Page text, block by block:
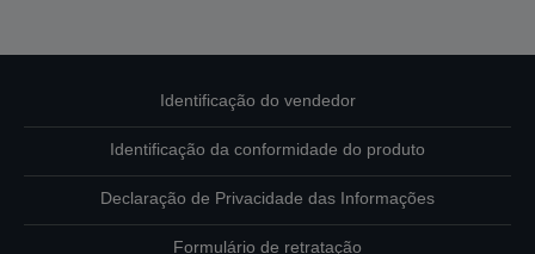
Identificação do vendedor
Identificação da conformidade do produto
Declaração de Privacidade das Informações
Formulário de retratação